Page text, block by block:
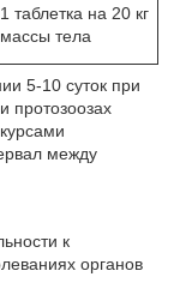
1 таблетка на 20 кг
массы тела
5-10 суток при
протозоозах
между
к
органов